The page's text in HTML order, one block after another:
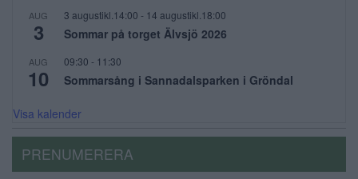
AUG
3
3 augustikl.14:00 - 14 augustikl.18:00
Sommar på torget Älvsjö 2026
AUG
10
09:30 - 11:30
Sommarsång i Sannadalsparken i Gröndal
Visa kalender
PRENUMERERA